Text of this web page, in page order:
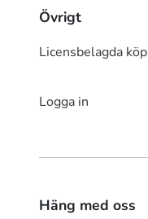
Övrigt
Licensbelagda köp
Logga in
Häng med oss